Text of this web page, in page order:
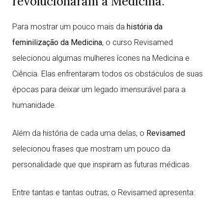
Para mostrar um pouco mais da história da
feminilização da Medicina, o curso Revisamed
selecionou algumas mulheres ícones na Medicina e
Ciência. Elas enfrentaram todos os obstáculos de suas
épocas para deixar um legado imensurável para a
humanidade.
Além da história de cada uma delas, o Revisamed
selecionou frases que mostram um pouco da
personalidade que que inspiram as futuras médicas.
Entre tantas e tantas outras, o Revisamed apresenta: